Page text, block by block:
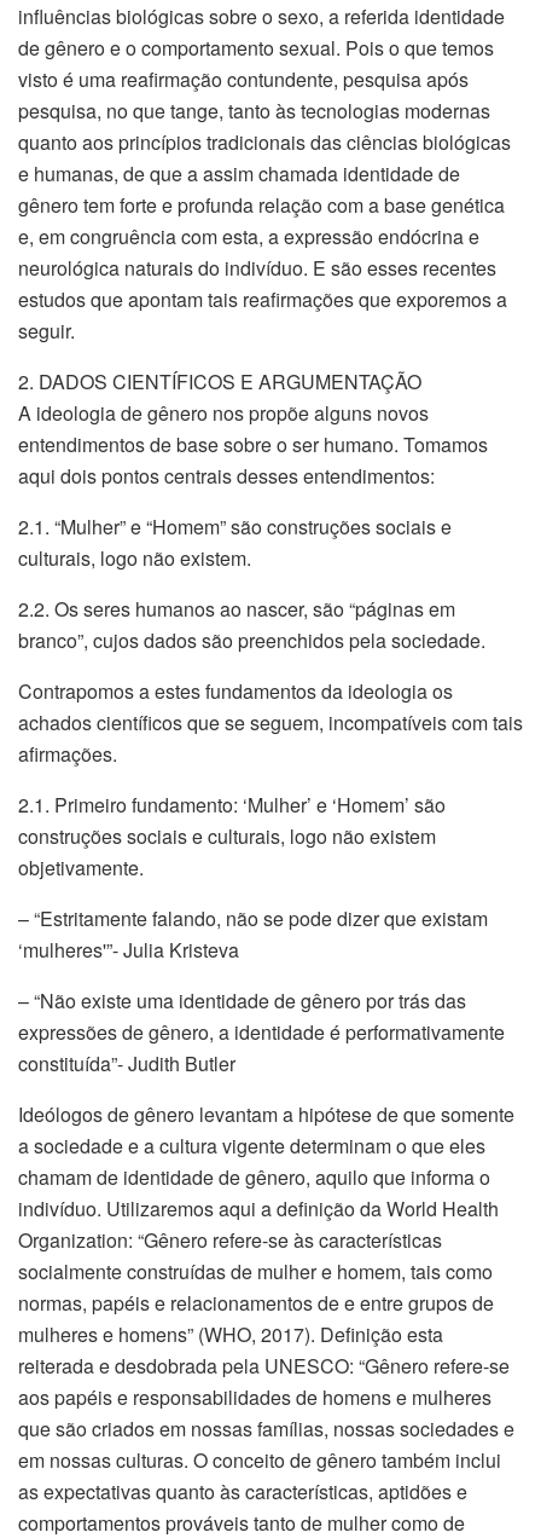
influências biológicas sobre o sexo, a referida identidade
de gênero e o comportamento sexual. Pois o que temos
visto é uma reafirmação contundente, pesquisa após
pesquisa, no que tange, tanto às tecnologias modernas
quanto aos princípios tradicionais das ciências biológicas
e humanas, de que a assim chamada identidade de
gênero tem forte e profunda relação com a base genética
e, em congruência com esta, a expressão endócrina e
neurológica naturais do indivíduo. E são esses recentes
estudos que apontam tais reafirmações que exporemos a
seguir.
2. DADOS CIENTÍFICOS E ARGUMENTAÇÃO
A ideologia de gênero nos propõe alguns novos
entendimentos de base sobre o ser humano. Tomamos
aqui dois pontos centrais desses entendimentos:
2.1. “Mulher” e “Homem” são construções sociais e
culturais, logo não existem.
2.2. Os seres humanos ao nascer, são “páginas em
branco”, cujos dados são preenchidos pela sociedade.
Contrapomos a estes fundamentos da ideologia os
achados científicos que se seguem, incompatíveis com tais
afirmações.
2.1. Primeiro fundamento: ‘Mulher’ e ‘Homem’ são
construções sociais e culturais, logo não existem
objetivamente.
– “Estritamente falando, não se pode dizer que existam
‘mulheres'”- Julia Kristeva
– “Não existe uma identidade de gênero por trás das
expressões de gênero, a identidade é performativamente
constituída”- Judith Butler
Ideólogos de gênero levantam a hipótese de que somente
a sociedade e a cultura vigente determinam o que eles
chamam de identidade de gênero, aquilo que informa o
indivíduo. Utilizaremos aqui a definição da World Health
Organization: “Gênero refere-se às características
socialmente construídas de mulher e homem, tais como
normas, papéis e relacionamentos de e entre grupos de
mulheres e homens” (WHO, 2017). Definição esta
reiterada e desdobrada pela UNESCO: “Gênero refere-se
aos papéis e responsabilidades de homens e mulheres
que são criados em nossas famílias, nossas sociedades e
em nossas culturas. O conceito de gênero também inclui
as expectativas quanto às características, aptidões e
comportamentos prováveis tanto de mulher como de